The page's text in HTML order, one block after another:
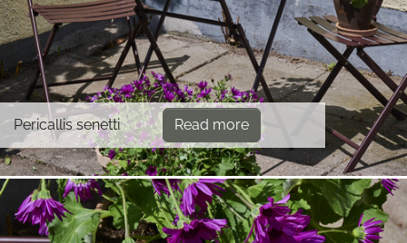
Pericallis senetti Read more